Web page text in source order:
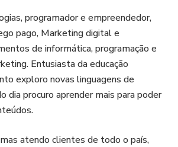
programador e empreendedor,
pago, Marketing digital e
de informática, programação e
Entusiasta da educação
exploro novas linguagens de
dia procuro aprender mais para poder
atendo clientes de todo o país,